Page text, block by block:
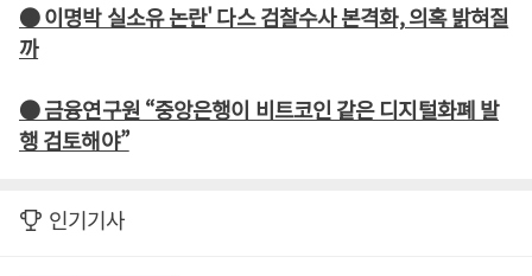
● 이명박 실소유 논란' 다스 검찰수사 본격화, 의혹 밝혀질
까
● 금융연구원 “중앙은행이 비트코인 같은 디지털화폐 발
행 검토해야”
인기기사